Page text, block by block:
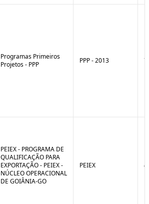
Programas Primeiros
Projetos - PPP
PPP - 2013
PEIEX - PROGRAMA DE
QUALIFICAÇÃO PARA
EXPORTAÇÃO - PEIEX -
NÚCLEO OPERACIONAL
DE GOIÂNIA-GO
PEIEX